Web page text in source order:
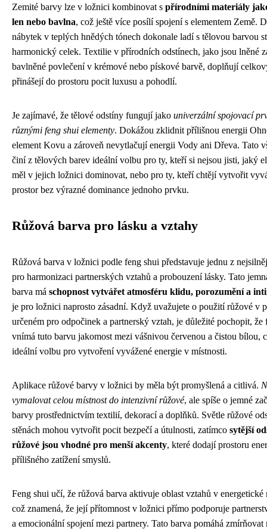
Zemité barvy lze v ložnici kombinovat s přírodními materiály
len nebo bavlna, což ještě více posílí spojení s elementem Země.
nábytek v teplých hnědých tónech dokonale ladí s tělovou barvou
harmonický celek. Textilie v přírodních odstínech, jako jsou lněné
bavlněné povlečení v krémové nebo pískové barvě, doplňují
přinášejí do prostoru pocit luxusu a pohodlí.
Je zajímavé, že tělové odstíny fungují jako univerzální spojovací
různými feng shui elementy. Dokážou zklidnit přílišnou energii
element Kovu a zároveň nevytlačují energii Vody ani Dřeva. Tato
činí z tělových barev ideální volbu pro ty, kteří si nejsou jisti, jaký
měl v jejich ložnici dominovat, nebo pro ty, kteří chtějí vytvořit
prostor bez výrazné dominance jednoho prvku.
Růžová barva pro lásku a vztahy
Růžová barva v ložnici podle feng shui představuje jednu z
pro harmonizaci partnerských vztahů a probouzení lásky. Tato
barva má schopnost vytvářet atmosféru klidu, porozumění a
je pro ložnici naprosto zásadní. Když uvažujete o použití růžové v
určeném pro odpočinek a partnerský vztah, je důležité pochopit, že
vnímá tuto barvu jakomost mezi vášnivou červenou a čistou bílou,
ideální volbu pro vytvoření vyvážené energie v místnosti.
Aplikace růžové barvy v ložnici by měla být promyšlená a citlivá.
vymalovat celou místnost do intenzivní růžové, ale spíše o jemné
barvy prostřednictvím textilií, dekorací a doplňků. Světle růžové
stěnách mohou vytvořit pocit bezpečí a útulnosti, zatímco sytější
růžové jsou vhodné pro menší akcenty, které dodají prostoru
přílišného zatížení smyslů.
Feng shui učí, že růžová barva aktivuje oblast vztahů v energetické
což znamená, že její přítomnost v ložnici přímo podporuje
a emocionální spojení mezi partnery. Tato barva pomáhá zmírňovat